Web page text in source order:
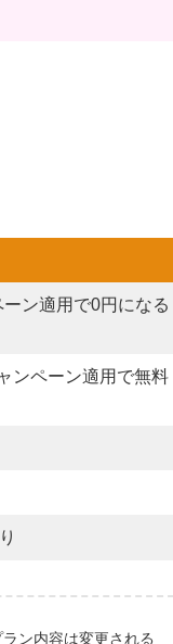
ン適用で0円になる
ンペーン適用で無料
ン内容は変更される